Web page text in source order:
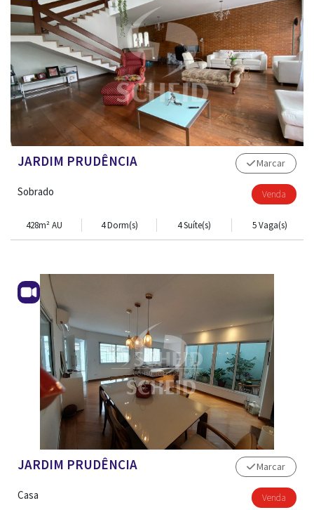
JARDIM PRUDÊNCIA
Sobrado
Marcar
Venda
428m² AU 4 Dorm(s) 4 Suíte(s) 5 Vaga(s)
JARDIM PRUDÊNCIA
Casa
Marcar
Venda